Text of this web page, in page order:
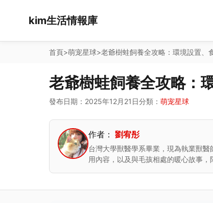
kim生活情報庫
首頁>萌宠星球>老爺樹蛙飼養全攻略：環境設置、
老爺樹蛙飼養全攻略：
發布日期：2025年12月21日分類： 萌宠星球
作者： 劉宥彤
台灣大學獸醫學系畢業，現為執業獸
用內容，以及與毛孩相處的暖心故事，